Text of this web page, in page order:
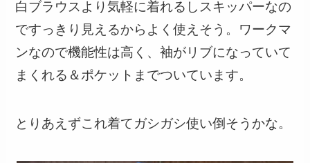
白ブラウスより気軽に着れるしスキッパーなの
ですっきり見えるからよく使えそう。ワークマ
ンなので機能性は高く、袖がリブになっていて
まくれる＆ポケットまでついています。
とりあえずこれ着てガシガシ使い倒そうかな。